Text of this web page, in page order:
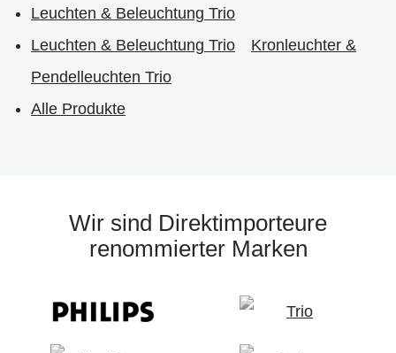
Leuchten & Beleuchtung Trio
Leuchten & Beleuchtung Trio
Kronleuchter &
Pendelleuchten Trio
Alle Produkte
Wir sind Direktimporteure
renommierter Marken